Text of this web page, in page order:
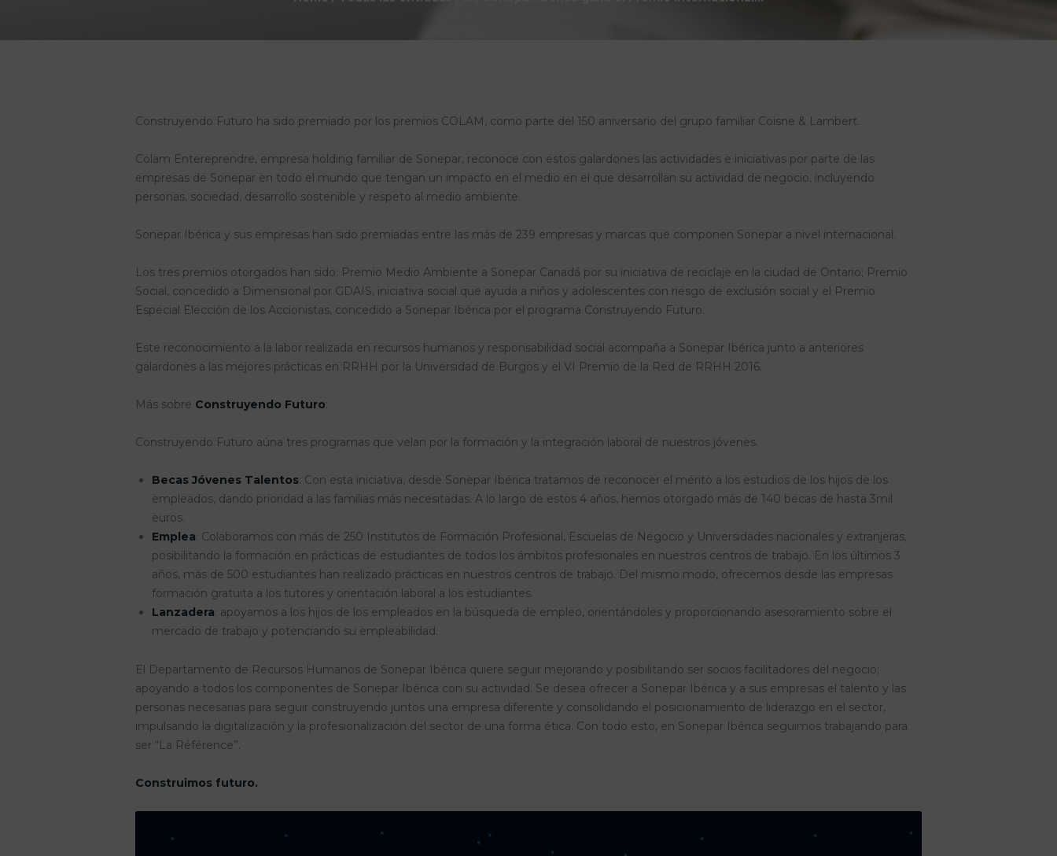
Construyendo Futuro ha sido premiado por los premios COLAM, como parte del 150 aniversario del grupo familiar Coisne & Lambert.
Colam Entereprendre, empresa holding familiar de Sonepar, reconoce con estos galardones las actividades e iniciativas por parte de las
empresas de Sonepar en todo el mundo que tengan un impacto en el medio en el que desarrollan su actividad de negocio, incluyendo
personas, sociedad, desarrollo sostenible y respeto al medio ambiente.
Sonepar Ibérica y sus empresas han sido premiadas entre las más de 239 empresas y marcas que componen Sonepar a nivel internacional.
Los tres premios otorgados han sido: Premio Medio Ambiente a Sonepar Canadá por su iniciativa de reciclaje en la ciudad de Ontario; Premio
Social, concedido a Dimensional por GDAIS, iniciativa social que ayuda a niños y adolescentes con riesgo de exclusión social y el Premio
Especial Elección de los Accionistas, concedido a Sonepar Ibérica por el programa Construyendo Futuro.
Este reconocimiento a la labor realizada en recursos humanos y responsabilidad social acompaña a Sonepar Ibérica junto a anteriores
galardones a las mejores prácticas en RRHH por la Universidad de Burgos y el VI Premio de la Red de RRHH 2016.
Más sobre Construyendo Futuro:
Construyendo Futuro aúna tres programas que velan por la formación y la integración laboral de nuestros jóvenes.
Becas Jóvenes Talentos: Con esta iniciativa, desde Sonepar Ibérica tratamos de reconocer el mérito a los estudios de los hijos de los
empleados, dando prioridad a las familias más necesitadas. A lo largo de estos 4 años, hemos otorgado más de 140 becas de hasta 3mil
euros.
Emplea: Colaboramos con más de 250 Institutos de Formación Profesional, Escuelas de Negocio y Universidades nacionales y extranjeras,
posibilitando la formación en prácticas de estudiantes de todos los ámbitos profesionales en nuestros centros de trabajo. En los últimos 3
años, más de 500 estudiantes han realizado prácticas en nuestros centros de trabajo. Del mismo modo, ofrecemos desde las empresas
formación gratuita a los tutores y orientación laboral a los estudiantes.
Lanzadera: apoyamos a los hijos de los empleados en la búsqueda de empleo, orientándoles y proporcionando asesoramiento sobre el
mercado de trabajo y potenciando su empleabilidad.
El Departamento de Recursos Humanos de Sonepar Ibérica quiere seguir mejorando y posibilitando ser socios facilitadores del negocio;
apoyando a todos los componentes de Sonepar Ibérica con su actividad. Se desea ofrecer a Sonepar Ibérica y a sus empresas el talento y las
personas necesarias para seguir construyendo juntos una empresa diferente y consolidando el posicionamiento de liderazgo en el sector,
impulsando la digitalización y la profesionalización del sector de una forma ética. Con todo esto, en Sonepar Ibérica seguimos trabajando para
ser “La Référence”.
Construimos futuro.